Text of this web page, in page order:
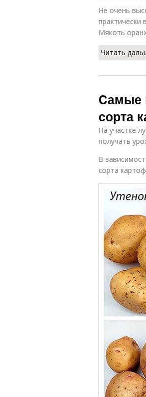
Не очень
практически
Мякоть
Читать
Cамые
сорта
На участке
получать
В
сорта